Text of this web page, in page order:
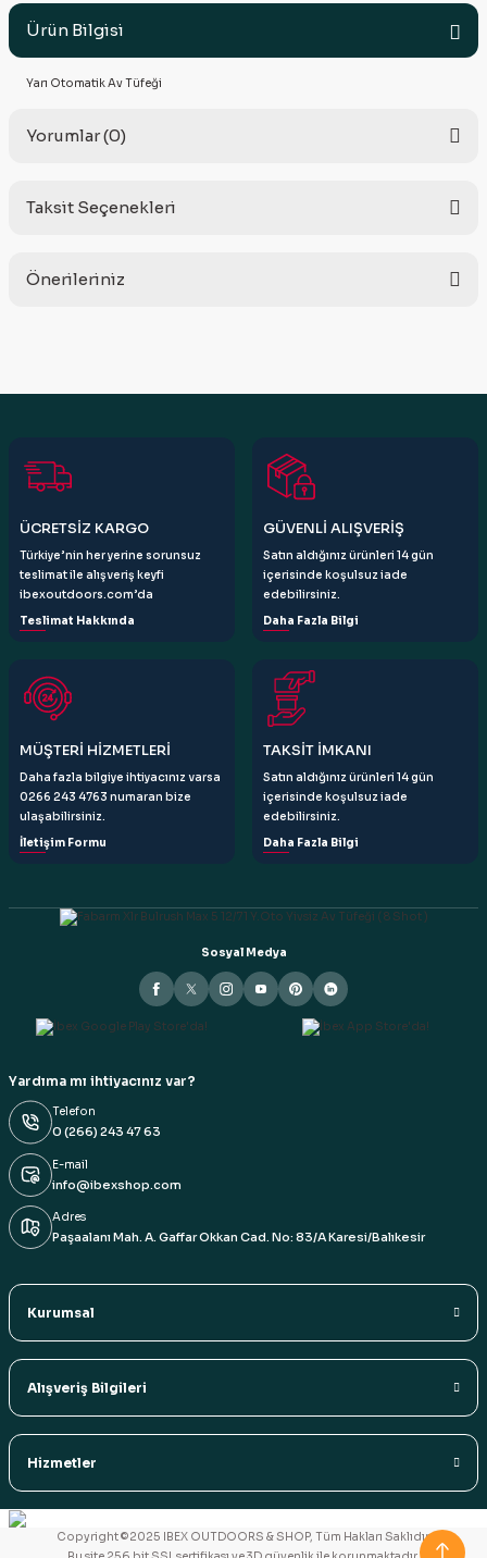
Ürün Bilgisi
Yarı Otomatik Av Tüfeği
Yorumlar (0)
Taksit Seçenekleri
Önerileriniz
Görüş ve önerileriniz için teşekkür ederiz.
Ürün resmi kalitesiz, bozuk veya görüntülenemiyor.
Ürün açıklamasında eksik bilgiler bulunuyor.
Bu ürüne benzer farklı alternatifler olmalı.
Gönder
ÜCRETSİZ KARGO
Türkiye’nin her yerine sorunsuz
teslimat ile alışveriş keyfi
ibexoutdoors.com’da
Teslimat Hakkında
GÜVENLİ ALIŞVERİŞ
Satın aldığınız ürünleri 14 gün
içerisinde koşulsuz iade
edebilirsiniz.
Daha Fazla Bilgi
MÜŞTERİ HİZMETLERİ
Daha fazla bilgiye ihtiyacınız varsa
0266 243 4763 numaran bize
ulaşabilirsiniz.
İletişim Formu
TAKSİT İMKANI
Satın aldığınız ürünleri 14 gün
içerisinde koşulsuz iade
edebilirsiniz.
Daha Fazla Bilgi
Sosyal Medya
Yardıma mı ihtiyacınız var?
Telefon
0 (266) 243 47 63
E-mail
info@ibexshop.com
Adres
Paşaalanı Mah. A. Gaffar Okkan Cad. No: 83/A Karesi/Balıkesir
Kurumsal
Alışveriş Bilgileri
Hizmetler
Copyright ©2025 IBEX OUTDOORS & SHOP, Tüm Hakları Saklıdır.